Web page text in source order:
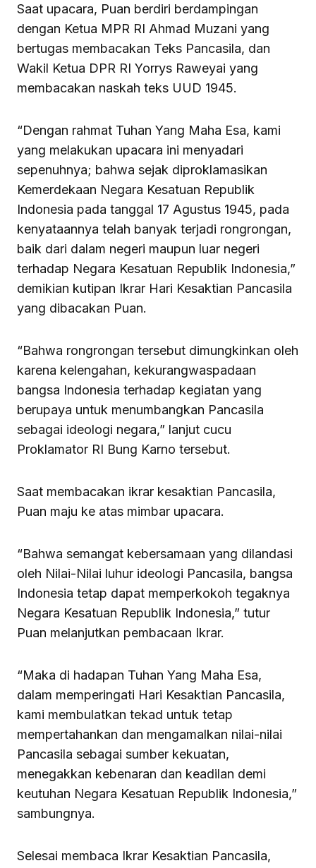
Saat upacara, Puan berdiri berdampingan
dengan Ketua MPR RI Ahmad Muzani yang
bertugas membacakan Teks Pancasila, dan
Wakil Ketua DPR RI Yorrys Raweyai yang
membacakan naskah teks UUD 1945.
“Dengan rahmat Tuhan Yang Maha Esa, kami
yang melakukan upacara ini menyadari
sepenuhnya; bahwa sejak diproklamasikan
Kemerdekaan Negara Kesatuan Republik
Indonesia pada tanggal 17 Agustus 1945, pada
kenyataannya telah banyak terjadi rongrongan,
baik dari dalam negeri maupun luar negeri
terhadap Negara Kesatuan Republik Indonesia,”
demikian kutipan Ikrar Hari Kesaktian Pancasila
yang dibacakan Puan.
“Bahwa rongrongan tersebut dimungkinkan oleh
karena kelengahan, kekurangwaspadaan
bangsa Indonesia terhadap kegiatan yang
berupaya untuk menumbangkan Pancasila
sebagai ideologi negara,” lanjut cucu
Proklamator RI Bung Karno tersebut.
Saat membacakan ikrar kesaktian Pancasila,
Puan maju ke atas mimbar upacara.
“Bahwa semangat kebersamaan yang dilandasi
oleh Nilai-Nilai luhur ideologi Pancasila, bangsa
Indonesia tetap dapat memperkokoh tegaknya
Negara Kesatuan Republik Indonesia,” tutur
Puan melanjutkan pembacaan Ikrar.
“Maka di hadapan Tuhan Yang Maha Esa,
dalam memperingati Hari Kesaktian Pancasila,
kami membulatkan tekad untuk tetap
mempertahankan dan mengamalkan nilai-nilai
Pancasila sebagai sumber kekuatan,
menegakkan kebenaran dan keadilan demi
keutuhan Negara Kesatuan Republik Indonesia,”
sambungnya.
Selesai membaca Ikrar Kesaktian Pancasila,